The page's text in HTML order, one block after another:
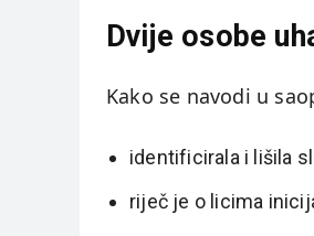
Dvije osobe
Kako se navodi u
identificirala i lišila
riječ je o licima